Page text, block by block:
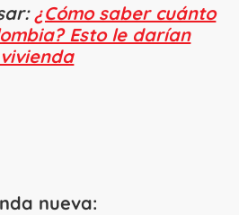
¿Cómo saber cuánto
Esto le darían
nueva: